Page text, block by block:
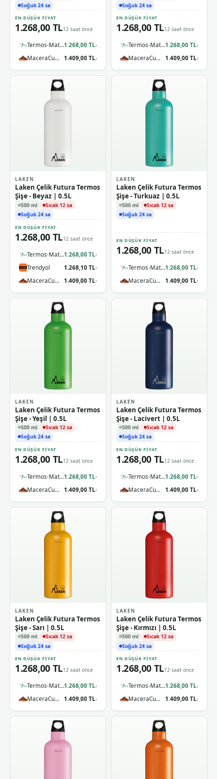
Soğuk 24 sa
EN DÜŞÜK FIYAT
1.268,00 TL12 saat önce
Termos-Matara.com1.268,00 TL›
MaceraCumhuriyeti 1.409,00 TL›
Soğuk 24 sa
EN DÜŞÜK FIYAT
1.268,00 TL12 saat önce
Termos-Matara.com1.268,00 TL›
MaceraCumhuriyeti 1.409,00 TL›
LAKEN
Laken Çelik Futura Termos
Şişe - Beyaz | 0.5L
500 ml
Sıcak 12 sa
Soğuk 24 sa
EN DÜŞÜK FIYAT
1.268,00 TL12 saat önce
Termos-Matara.com1.268,00 TL›
Trendyol 1.268,10 TL›
MaceraCumhuriyeti 1.409,00 TL›
LAKEN
Laken Çelik Futura Termos
Şişe - Turkuaz | 0.5L
500 ml
Sıcak 12 sa
Soğuk 24 sa
EN DÜŞÜK FIYAT
1.268,00 TL12 saat önce
Termos-Matara.com1.268,00 TL›
MaceraCumhuriyeti 1.409,00 TL›
LAKEN
Laken Çelik Futura Termos
Şişe - Yeşil | 0.5L
500 ml
Sıcak 12 sa
Soğuk 24 sa
EN DÜŞÜK FIYAT
1.268,00 TL12 saat önce
Termos-Matara.com1.268,00 TL›
MaceraCumhuriyeti 1.409,00 TL›
LAKEN
Laken Çelik Futura Termos
Şişe - Lacivert | 0.5L
500 ml
Sıcak 12 sa
Soğuk 24 sa
EN DÜŞÜK FIYAT
1.268,00 TL12 saat önce
Termos-Matara.com1.268,00 TL›
MaceraCumhuriyeti 1.409,00 TL›
LAKEN
Laken Çelik Futura Termos
Şişe - Sarı | 0.5L
500 ml
Sıcak 12 sa
Soğuk 24 sa
EN DÜŞÜK FIYAT
1.268,00 TL12 saat önce
Termos-Matara.com1.268,00 TL›
MaceraCumhuriyeti 1.409,00 TL›
LAKEN
Laken Çelik Futura Termos
Şişe - Kırmızı | 0.5L
500 ml
Sıcak 12 sa
Soğuk 24 sa
EN DÜŞÜK FIYAT
1.268,00 TL12 saat önce
Termos-Matara.com1.268,00 TL›
MaceraCumhuriyeti 1.409,00 TL›